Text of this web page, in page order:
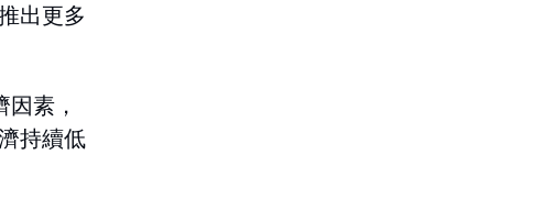
出更多
素，
持續低